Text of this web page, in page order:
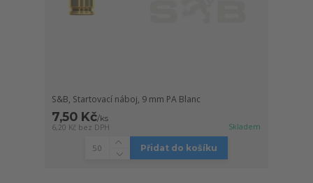
S&B, Startovací náboj, 9 mm PA Blanc
7,50 Kč/ks
6,20 Kč bez DPH Skladem
Přidat do košíku